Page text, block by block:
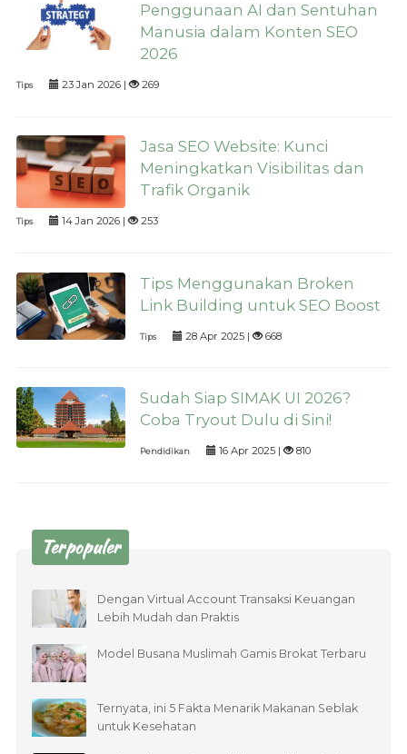
Penggunaan AI dan Sentuhan
Manusia dalam Konten SEO
2026
Tips 23 Jan 2026 | 269
Jasa SEO Website: Kunci
Meningkatkan Visibilitas dan
Trafik Organik
Tips 14 Jan 2026 | 253
Tips Menggunakan Broken
Link Building untuk SEO Boost
Tips 28 Apr 2025 | 668
Sudah Siap SIMAK UI 2026?
Coba Tryout Dulu di Sini!
Pendidikan 16 Apr 2025 | 810
Terpopuler
Dengan Virtual Account Transaksi Keuangan
Lebih Mudah dan Praktis
Model Busana Muslimah Gamis Brokat Terbaru
Ternyata, ini 5 Fakta Menarik Makanan Seblak
untuk Kesehatan